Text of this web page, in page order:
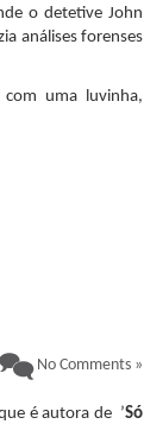
o detetive John
análises forenses
uma luvinha,
No Comments »
é autora de ’Só